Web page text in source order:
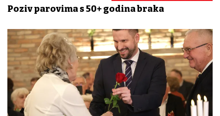
Poziv parovima s 50+ godina braka